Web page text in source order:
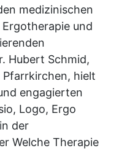
medizinischen
und
Hubert Schmid,
hielt
engagierten
Logo, Ergo
der
Welche Therapie